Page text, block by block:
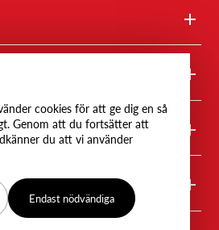
cookies för att ge dig en så
Genom att du fortsätter att
du att vi använder
Endast nödvändiga